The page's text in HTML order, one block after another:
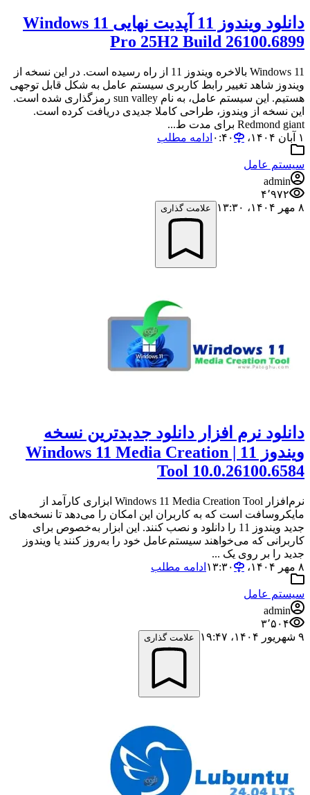
دانلود ویندوز 11 آپدیت نهایی Windows 11
Pro 25H2 Build 26100.6899
Windows 11 بالاخره ویندوز 11 از راه رسیده است. در این نسخه از
ویندوز شاهد تغییر رابط کاربری سیستم عامل به شکل قابل توجهی
هستیم. این سیستم عامل، به نام sun valley رمزگذاری شده است.
این نسخه از ویندوز، طراحی کاملا جدیدی دریافت کرده است.
Redmond giant برای مدت ط...
۱ آبان ۱۴۰۴،‏ ۰:۴۰
ادامه مطلب
سیستم عامل
admin
۴٬۹۷۲
۸ مهر ۱۴۰۴،‏ ۱۳:۳۰
علامت گذاری
دانلود نرم افزار دانلود جدیدترین نسخه
ویندوز 11 | Windows 11 Media Creation
Tool 10.0.26100.6584
نرم‌افزار Windows 11 Media Creation Tool ابزاری کارآمد از
مایکروسافت است که به کاربران این امکان را می‌دهد تا نسخه‌های
جدید ویندوز 11 را دانلود و نصب کنند. این ابزار به‌خصوص برای
کاربرانی که می‌خواهند سیستم‌عامل خود را به‌روز کنند یا ویندوز
جدید را بر روی یک ...
۸ مهر ۱۴۰۴،‏ ۱۳:۳۰
ادامه مطلب
سیستم عامل
admin
۳٬۵۰۴
۹ شهریور ۱۴۰۴،‏ ۱۹:۴۷
علامت گذاری